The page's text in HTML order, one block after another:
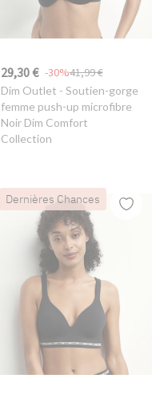
29,30 € 41,99 €
-30%
Dim Outlet - Soutien-gorge
femme push-up microfibre
Noir Dim Comfort
Collection
Dernières Chances